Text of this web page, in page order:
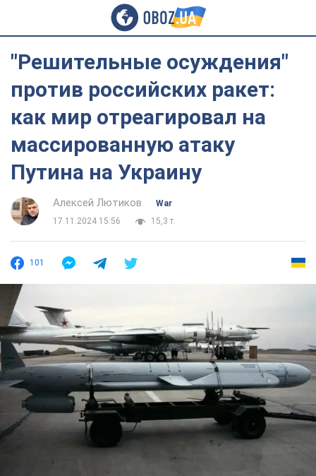
"Решительные осуждения"
против российских ракет:
как мир отреагировал на
массированную атаку
Путина на Украину
Алексей Лютиков
War
17.11.2024 15:56
15,3 т.
101